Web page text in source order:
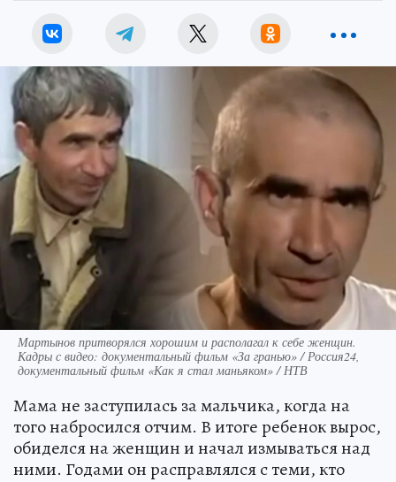
Мартынов притворялся хорошим и располагал к себе женщин.
Кадры с видео: документальный фильм «За гранью» / Россия24,
документальный фильм «Как я стал маньяком» / НТВ
Мама не заступилась за мальчика, когда на
того набросился отчим. В итоге ребенок вырос,
обиделся на женщин и начал измываться над
ними. Годами он расправлялся с теми, кто